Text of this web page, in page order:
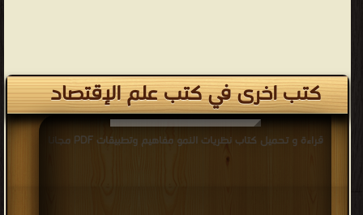
كتب اخرى في كتب علم الإقتصاد
قراءة و تحميل كتاب نظريات النمو مفاهيم وتطبيقات PDF مجانا